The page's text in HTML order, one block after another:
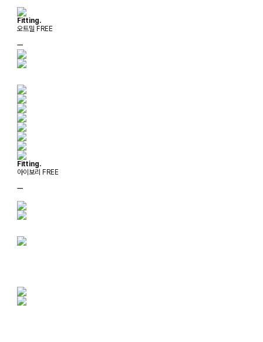
Fitting.
오트밀 FREE
ㅡ
Fitting.
아이보리 FREE
ㅡ